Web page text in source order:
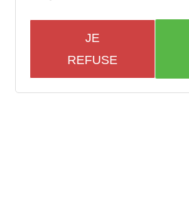
JE
REFUSE